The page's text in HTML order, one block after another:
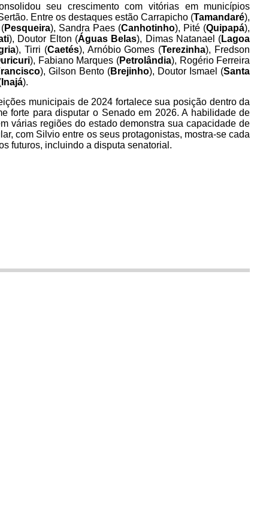
seu crescimento com vitórias em municípios
Entre os destaques estão Carrapicho (Tamandaré),
Pesqueira), Sandra Paes (Canhotinho), Pité (Quipapá),
), Doutor Elton (Águas Belas), Dimas Natanael (Lagoa
), Tirri (Caetés), Arnóbio Gomes (Terezinha), Fredson
), Fabiano Marques (Petrolândia), Rogério Ferreira
), Gilson Bento (Brejinho), Doutor Ismael (Santa
Inajá).
municipais de 2024 fortalece sua posição dentro da
forte para disputar o Senado em 2026. A habilidade de
várias regiões do estado demonstra sua capacidade de
com Silvio entre os seus protagonistas, mostra-se cada
futuros, incluindo a disputa senatorial.